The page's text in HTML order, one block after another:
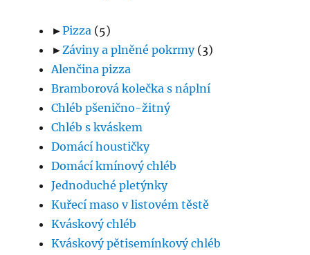
►Pizza (5)
►Záviny a plněné pokrmy(3)
Alenčina pizza
Bramborová kolečka s náplní
Chléb pšenično-žitný
Chléb s kváskem
Domácí houstičky
Domácí kmínový chléb
Jednoduché pletýnky
Kuřecí maso v listovém těstě
Kváskový chléb
Kváskový pětisemínkový chléb